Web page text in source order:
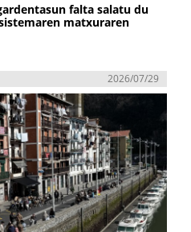
falta salatu du
matxuraren
2026/07/29